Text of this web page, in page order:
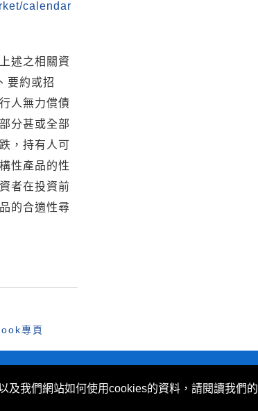
calendar
述之相關資
要約或招
人無力償債
分甚或全部
，持有人可
性產品的性
者在投資前
的合適性尋
專頁
及我們網站如何使用cookies的資料，請閱讀我們的